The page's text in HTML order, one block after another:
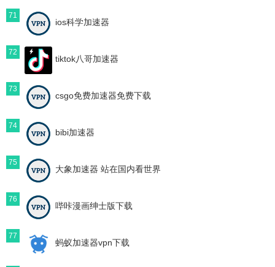
71
ios科学加速器
72
tiktok八哥加速器
73
csgo免费加速器免费下载
74
bibi加速器
75
大象加速器 站在国内看世界
76
哔咔漫画绅士版下载
77
蚂蚁加速器vpn下载